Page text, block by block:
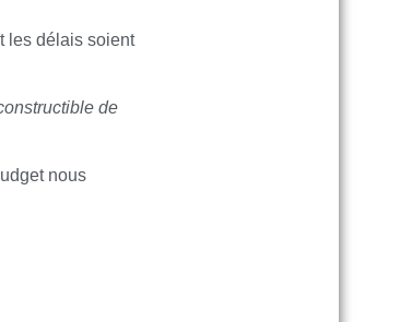
les délais soient
de
nous